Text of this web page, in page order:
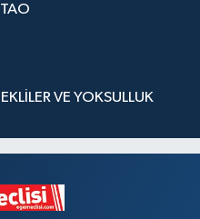
VE YOKSULLUK